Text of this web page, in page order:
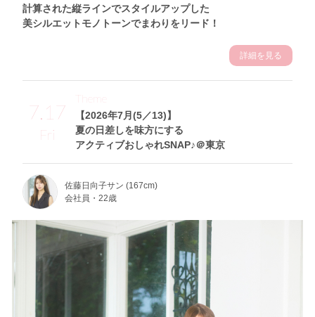
計算された縦ラインでスタイルアップした
美シルエットモノトーンでまわりをリード！
詳細を見る
7.17
Fri
【2026年7月(5／13)】
夏の日差しを味方にする
アクティブおしゃれSNAP♪＠東京
Theme
佐藤日向子サン (167cm)
会社員・22歳